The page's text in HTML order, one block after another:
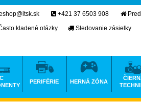
+421 37 6503 908
kladené otázky
Sledovanie zásielky
PERIFÉRIE HERNÁ ZÓNA